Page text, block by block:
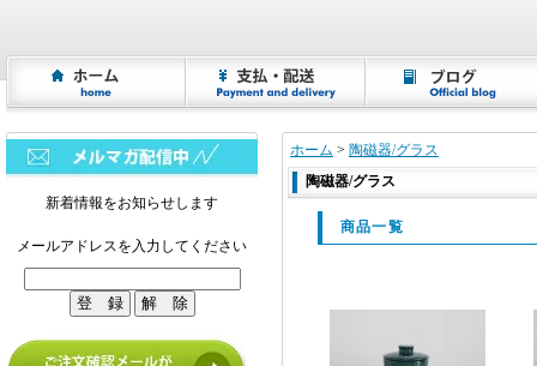
新着情報をお知らせします
メールアドレスを入力してください
ホーム > 陶磁器/グラス
陶磁器/グラス
商品一覧